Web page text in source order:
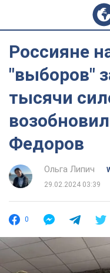
Россияне
"выборов"
тысячи
Федоров
Ольга Липич
29.02.2024 03:39
0